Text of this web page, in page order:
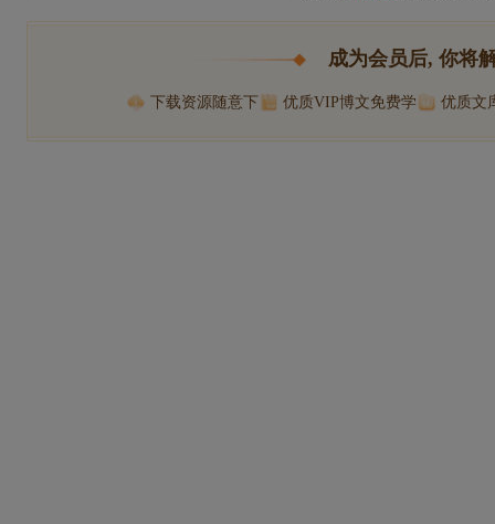
成为会员后, 你将
下载资源随意下 优质VIP博文免费学 优质文